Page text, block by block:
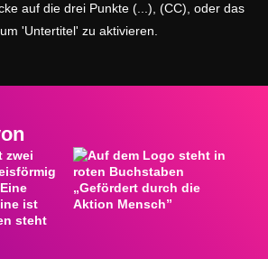
auf die drei Punkte (...), (CC), oder das
'Untertitel' zu aktivieren.